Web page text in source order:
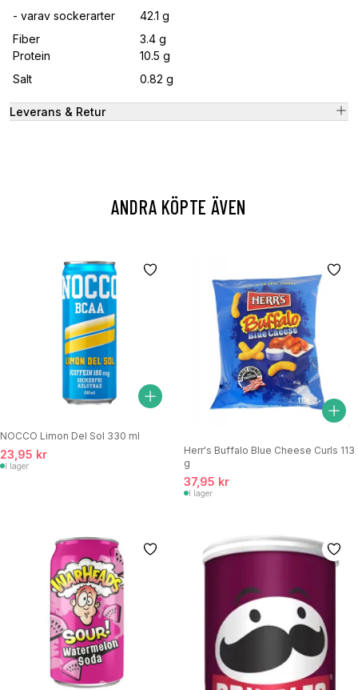
- varav sockerarter
42.1 g
Fiber
Protein
3.4 g
10.5 g
Salt
0.82 g
Leverans & Retur
ANDRA KÖPTE ÄVEN
NOCCO Limon Del Sol 330 ml
23,95 kr
I lager
Herr's Buffalo Blue Cheese Curls 113
g
37,95 kr
I lager